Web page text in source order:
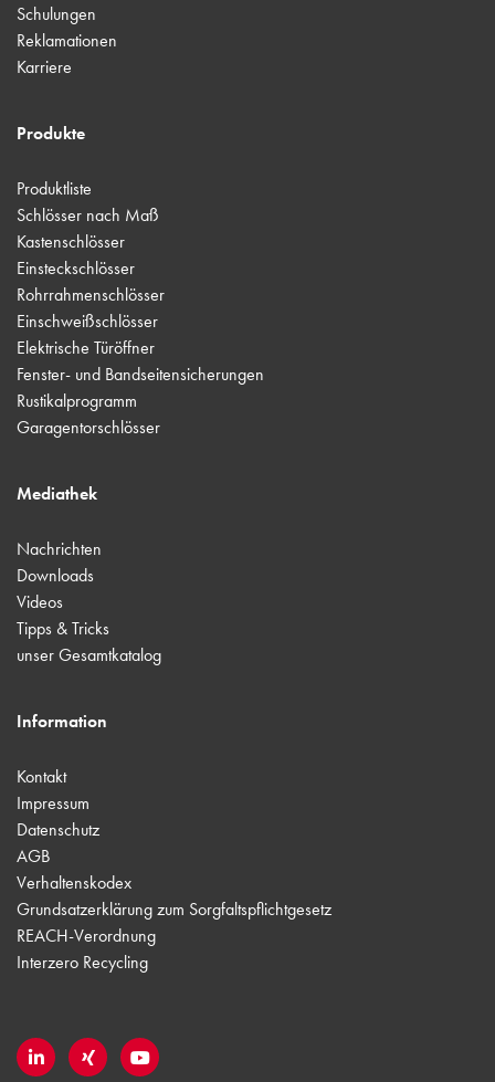
Schulungen
Reklamationen
Karriere
Produkte
Produktliste
Schlösser nach Maß
Kastenschlösser
Einsteckschlösser
Rohrrahmenschlösser
Einschweißschlösser
Elektrische Türöffner
Fenster- und Bandseitensicherungen
Rustikalprogramm
Garagentorschlösser
Mediathek
Nachrichten
Downloads
Videos
Tipps & Tricks
unser Gesamtkatalog
Information
Kontakt
Impressum
Datenschutz
AGB
Verhaltenskodex
Grundsatzerklärung zum Sorgfaltspflichtgesetz
REACH-Verordnung
Interzero Recycling